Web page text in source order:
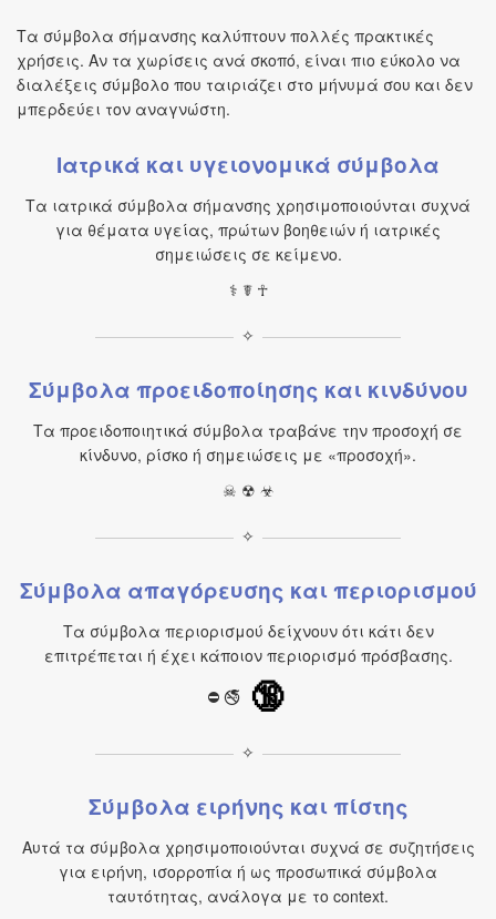
Τα σύμβολα σήμανσης καλύπτουν πολλές πρακτικές
χρήσεις. Αν τα χωρίσεις ανά σκοπό, είναι πιο εύκολο να
διαλέξεις σύμβολο που ταιριάζει στο μήνυμά σου και δεν
μπερδεύει τον αναγνώστη.
Ιατρικά και υγειονομικά σύμβολα
Τα ιατρικά σύμβολα σήμανσης χρησιμοποιούνται συχνά
για θέματα υγείας, πρώτων βοηθειών ή ιατρικές
σημειώσεις σε κείμενο.
⚕ ☤ ☥
✧
Σύμβολα προειδοποίησης και κινδύνου
Τα προειδοποιητικά σύμβολα τραβάνε την προσοχή σε
κίνδυνο, ρίσκο ή σημειώσεις με «προσοχή».
☠ ☢ ☣
✧
Σύμβολα απαγόρευσης και περιορισμού
Τα σύμβολα περιορισμού δείχνουν ότι κάτι δεν
επιτρέπεται ή έχει κάποιον περιορισμό πρόσβασης.
⛔ 🚭 🔞
✧
Σύμβολα ειρήνης και πίστης
Αυτά τα σύμβολα χρησιμοποιούνται συχνά σε συζητήσεις
για ειρήνη, ισορροπία ή ως προσωπικά σύμβολα
ταυτότητας, ανάλογα με το context.